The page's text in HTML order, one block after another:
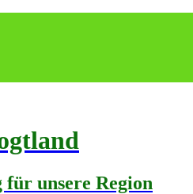
unsere Region